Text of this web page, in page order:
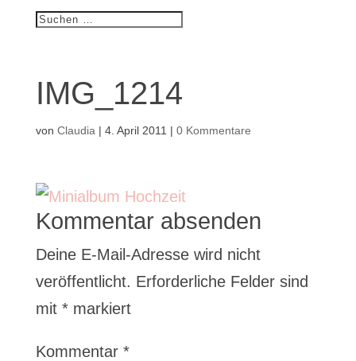
IMG_1214
von Claudia | 4. April 2011 | 0 Kommentare
Kommentar absenden
Deine E-Mail-Adresse wird nicht
veröffentlicht. Erforderliche Felder sind
mit *markiert
Kommentar *